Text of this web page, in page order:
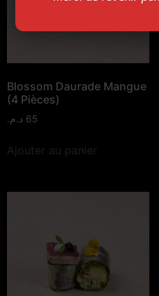
Blossom Daurade Mangue
(4 Pièces)
65 د.م.
Ajouter au panier